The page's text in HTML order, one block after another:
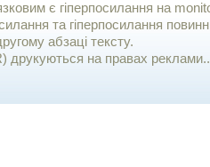
є гiперпосилання на
та гіперпосилання
абзаці тексту.
друкуються на правах реклами..